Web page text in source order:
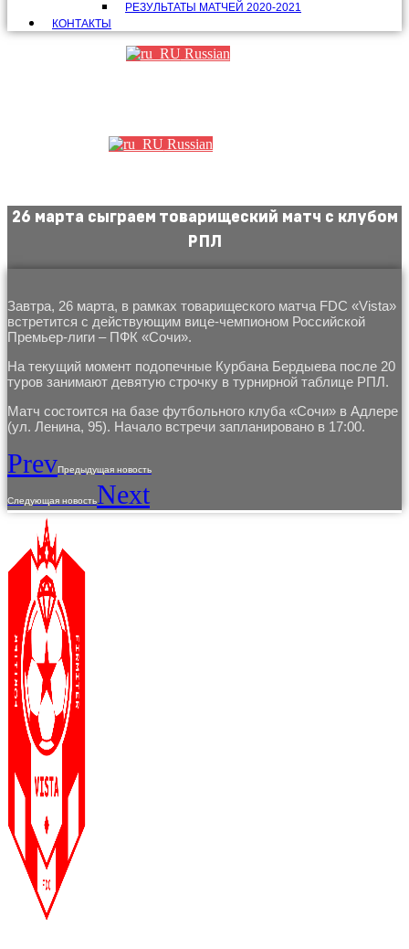
РЕЗУЛЬТАТЫ МАТЧЕЙ 2020-2021
КОНТАКТЫ
Russian
Russian
26 марта сыграем товарищеский матч с клубом
РПЛ
Завтра, 26 марта, в рамках товарищеского матча FDC «Vista»
встретится с действующим вице-чемпионом Российской
Премьер-лиги – ПФК «Сочи».
На текущий момент подопечные Курбана Бердыева после 20
туров занимают девятую строчку в турнирной таблице РПЛ.
Матч состоится на базе футбольного клуба «Сочи» в Адлере
(ул. Ленина, 95). Начало встречи запланировано в 17:00.
PrevПредыдущая новость
Следующая новостьNext